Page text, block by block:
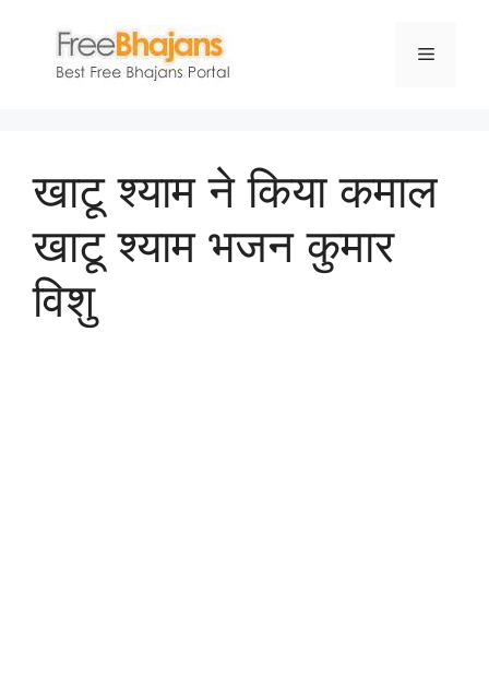
content
Menu
खाटू श्याम ने किया कमाल
खाटू श्याम भजन कुमार
विशु